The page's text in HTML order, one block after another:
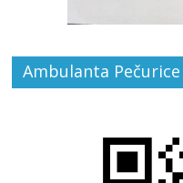
Ambulanta